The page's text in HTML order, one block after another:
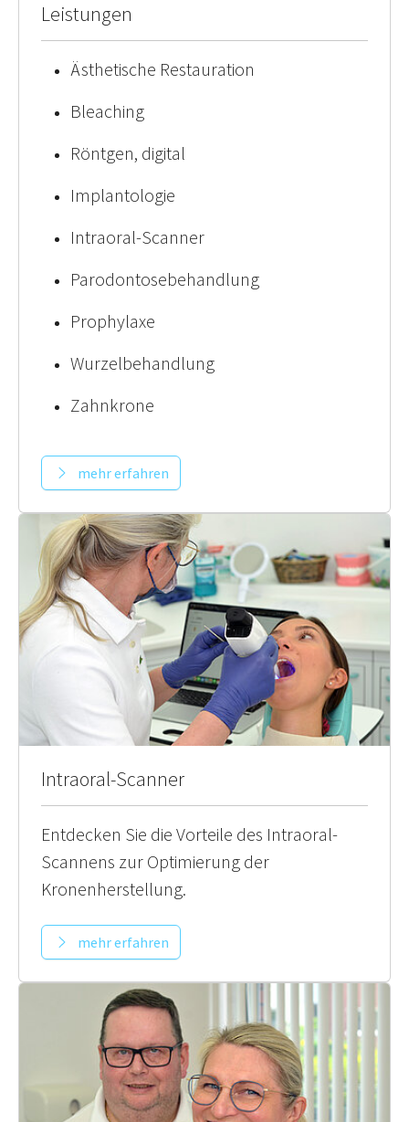
Leistungen
Ästhetische Restauration
Bleaching
Röntgen, digital
Implantologie
Intraoral-Scanner
Parodontosebehandlung
Prophylaxe
Wurzelbehandlung
Zahnkrone
mehr erfahren
Intraoral-Scanner
Entdecken Sie die Vorteile des Intraoral-
Scannens zur Optimierung der
Kronenherstellung.
mehr erfahren